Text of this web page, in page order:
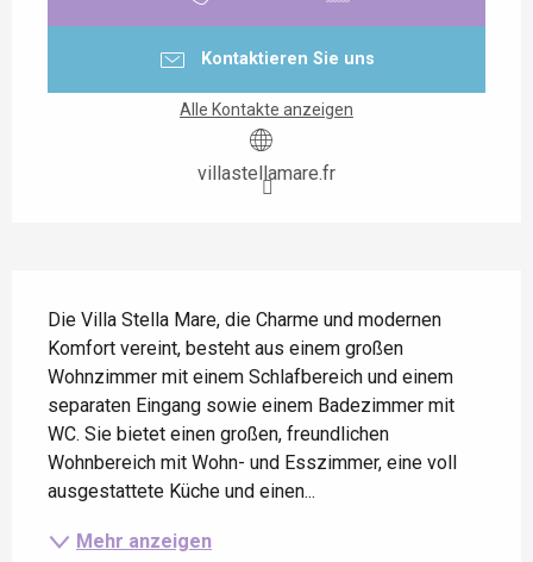
Kontaktieren Sie uns
Alle Kontakte anzeigen
villastellamare.fr
Die Villa Stella Mare, die Charme und modernen
Komfort vereint, besteht aus einem großen
Wohnzimmer mit einem Schlafbereich und einem
separaten Eingang sowie einem Badezimmer mit
WC. Sie bietet einen großen, freundlichen
Wohnbereich mit Wohn- und Esszimmer, eine voll
ausgestattete Küche und einen...
Mehr anzeigen